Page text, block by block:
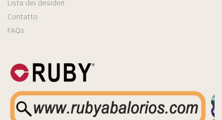
Lista dei desideri
Contatto
FAQs